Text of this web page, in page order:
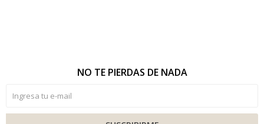
NO TE PIERDAS DE NADA